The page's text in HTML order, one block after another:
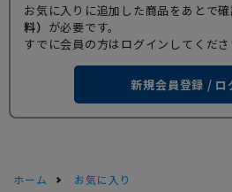
お気に入りに追加した商品をあとで
料） が必要です。
すでに会員の方はログインしてくださ
新規会員登録 / ロ
ホーム お気に入り